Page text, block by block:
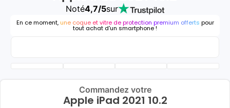
Noté4,7/5sur
En ce moment, une coque et vitre de protection premium offerts pour
tout achat d'un smartphone !
Commandez votre
Apple iPad 2021 10.2